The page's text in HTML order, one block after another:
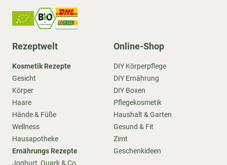
Rezeptwelt
Kosmetik Rezepte
Gesicht
Körper
Haare
Hände & Füße
Wellness
Hausapotheke
Ernährungs Rezepte
Joghurt, Quark & Co.
Online-Shop
DIY Körperpflege
DIY Ernährung
DIY Boxen
Pflegekosmetik
Haushalt & Garten
Gesund & Fit
Zimt
Geschenkideen